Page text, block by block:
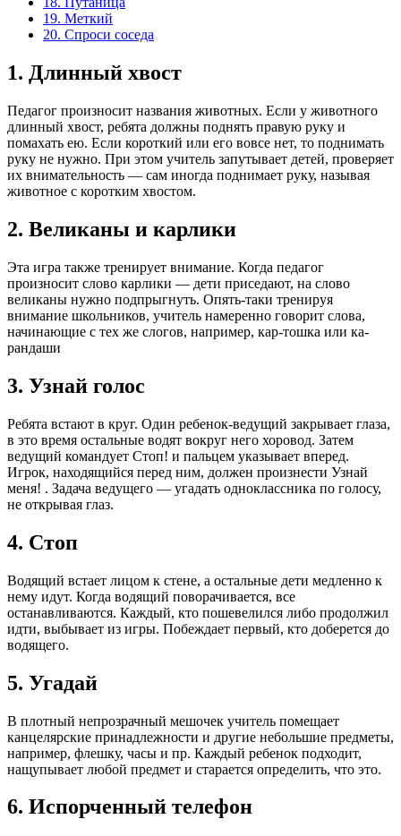
19. Меткий
20. Спроси соседа
1. Длинный хвост
Педагог произносит названия животных. Если у животного
длинный хвост, ребята должны поднять правую руку и
помахать ею. Если короткий или его вовсе нет, то поднимать
руку не нужно. При этом учитель запутывает детей, проверяет
их внимательность — сам иногда поднимает руку, называя
животное с коротким хвостом.
2. Великаны и карлики
Эта игра также тренирует внимание. Когда педагог
произносит слово карлики — дети приседают, на слово
великаны нужно подпрыгнуть. Опять-таки тренируя
внимание школьников, учитель намеренно говорит слова,
начинающие с тех же слогов, например, кар-тошка или ка-
рандаши
3. Узнай голос
Ребята встают в круг. Один ребенок-ведущий закрывает глаза,
в это время остальные водят вокруг него хоровод. Затем
ведущий командует Стоп! и пальцем указывает вперед.
Игрок, находящийся перед ним, должен произнести Узнай
меня! . Задача ведущего — угадать одноклассника по голосу,
не открывая глаз.
4. Стоп
Водящий встает лицом к стене, а остальные дети медленно к
нему идут. Когда водящий поворачивается, все
останавливаются. Каждый, кто пошевелился либо продолжил
идти, выбывает из игры. Побеждает первый, кто доберется до
водящего.
5. Угадай
В плотный непрозрачный мешочек учитель помещает
канцелярские принадлежности и другие небольшие предметы,
например, флешку, часы и пр. Каждый ребенок подходит,
нащупывает любой предмет и старается определить, что это.
6. Испорченный телефон